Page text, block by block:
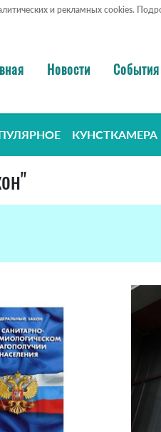
и рекламных cookies.
Новости События
КУНСТКАМЕРА